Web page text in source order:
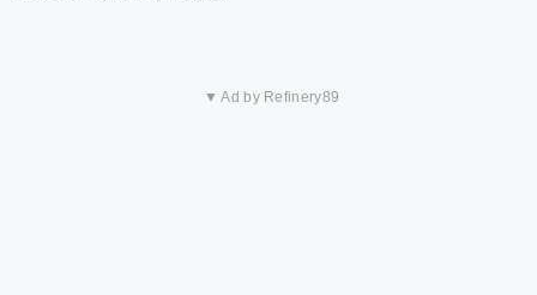
▼ Ad by Refinery89